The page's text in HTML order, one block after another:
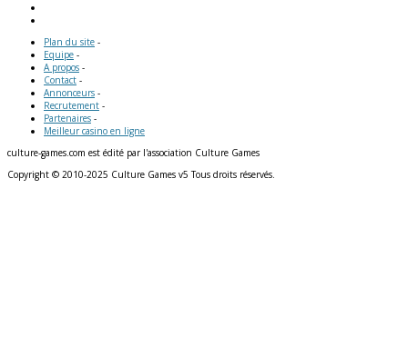
Plan du site -
Equipe -
A propos -
Contact -
Annonceurs -
Recrutement -
Partenaires -
Meilleur casino en ligne
culture-games.com est édité par l'association Culture Games
Copyright © 2010-2025 Culture Games v5 Tous droits réservés.